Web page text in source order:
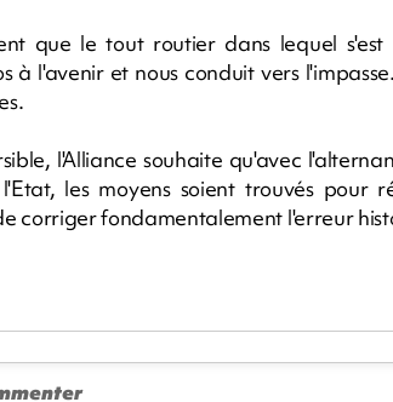
que le tout routier dans lequel
à l'avenir et nous conduit vers
l'Alliance souhaite qu'avec
les moyens soient trouvés pour
corriger fondamentalement l'erreur